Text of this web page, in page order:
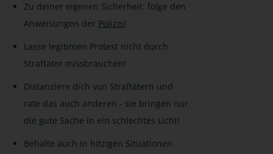
Zu deiner eigenen Sicherheit: folge den
Anweisungen der Polizei!
Lasse legitimen Protest nicht durch
Straftäter missbrauchen!
Distanziere dich von Straftätern und
rate das auch anderen - sie bringen nur
die gute Sache in ein schlechtes Licht!
Behalte auch in hitzigen Situationen